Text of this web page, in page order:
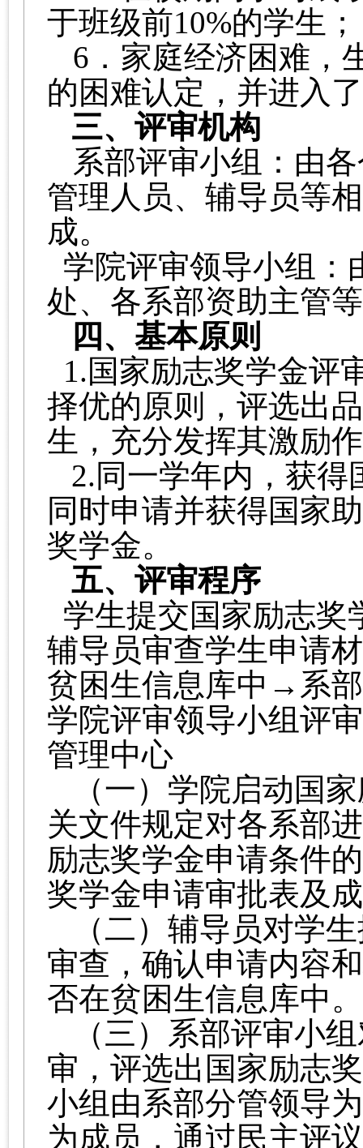
于班级前10%的学生；
6．家庭经济困难，
的困难认定，并进入
三、评审机构
系部评审小组：由
管理人员、辅导员等
成。
学院评审领导小组 ：
处、各系部资助主管
四、基本原则
1.国家励志奖学金评
择优的原则，评选出
生，充分发挥其激励
2.同一学年内，获
同时申请并获得国家
奖学金。
五、评审程序
学生提交国家励志
辅导员审查学生申请
贫困生信息库中 →系
学院评审领导小组评审
管理中心
（一） 学院启动国
关文件规定对各系部
励志奖学金申请条件
奖学金申请审批表及
（二） 辅导员对学
审查，确认申请内容
否在贫困生信息库中 。
（三） 系部评审小
审，评选出国家励志
小组由系部分管领导
为成员，通过民主评